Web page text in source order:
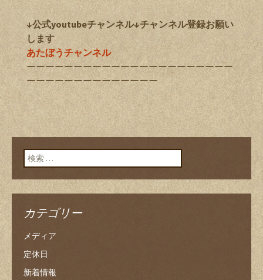
↓公式youtubeチャンネル↓チャンネル登録お願い
します
あたぼうチャンネル
ーーーーーーーーーーーーーーーーーーーーーー
ーーーーーーーーーーーーーー
検索:
カテゴリー
メディア
定休日
新着情報